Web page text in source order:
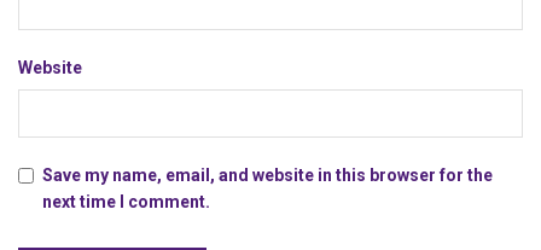
Website
Save my name, email, and website in this browser for the
next time I comment.